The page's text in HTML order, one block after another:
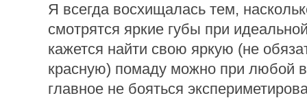
Я всегда восхищалась тем,
смотрятся яркие губы при
кажется найти свою яркую (не
красную) помаду можно при любой
главное не бояться